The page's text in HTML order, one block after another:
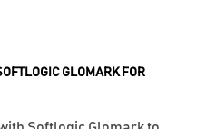
GLOMARK FOR